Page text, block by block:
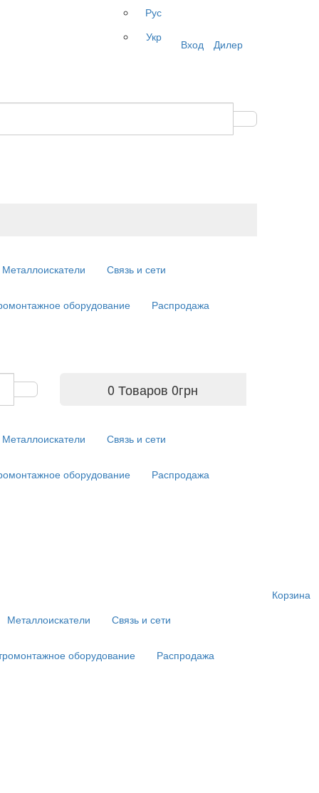
Рус
Укр
Вход Дилер
Металлоискатели Связь и сети
оборудование Распродажа
0 Товаров 0грн
Металлоискатели Связь и сети
оборудование Распродажа
Металлоискатели Связь и сети
оборудование Распродажа
Корзина